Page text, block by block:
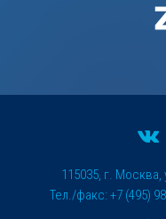
115035, г.
Тел./факс: +7 (495)